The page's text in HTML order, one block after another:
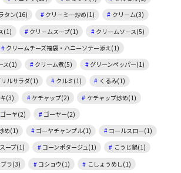
タン(16) クリーミー炒め(1)
クリーム(3)
(1)
クリームスープ(1)
クリームソース(5)
クリームチーズ福袋・ハニーソテー添え(1)
ス(1)
クリーム煮(5)
グリーンペッパー(1)
ルサラダ(1) クルミ(1)
くるみ(1)
(3) ケチャップ(2)
ケチャップ炒め(1)
ゴーヤ(2)
ゴーヤー(2)
め(1)
ゴーヤチャンプル(1)
コールスロー(1)
ープ(1) コーンポタージュ(1)
こうじ鍋(1)
ラ(3) コショウ(1)
こしょうめし(1)